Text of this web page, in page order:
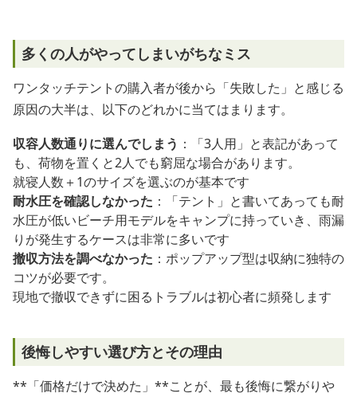
多くの人がやってしまいがちなミス
ワンタッチテントの購入者が後から「失敗した」と感じる
原因の大半は、以下のどれかに当てはまります。
収容人数通りに選んでしまう ：「3人用」と表記があって
も、荷物を置くと2人でも窮屈な場合があります。
就寝人数＋1のサイズを選ぶのが基本です
耐水圧を確認しなかった ：「テント」と書いてあっても耐
水圧が低いビーチ用モデルをキャンプに持っていき、雨漏
りが発生するケースは非常に多いです
撤収方法を調べなかった ：ポップアップ型は収納に独特の
コツが必要です。
現地で撤収できずに困るトラブルは初心者に頻発します
後悔しやすい選び方とその理由
**「価格だけで決めた」**ことが、最も後悔に繋がりや